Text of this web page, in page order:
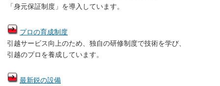
「身元保証制度」を導入しています。
プロの育成制度
引越サービス向上のため、独自の研修制度で技術を学び、
引越のプロを養成しています。
最新鋭の設備